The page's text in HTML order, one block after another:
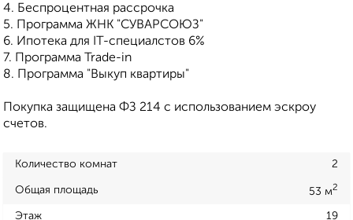
4. Беспроцентная рассрочка
5. Программа ЖНК "СУВАРСОЮЗ"
6. Ипотека для IT-специалстов 6%
7. Программа Trade-in
8. Программа "Выкуп квартиры"
Покупка защищена ФЗ 214 с использованием эскроу
счетов.
Количество комнат 2
Общая площадь 53 м2
Этаж 19